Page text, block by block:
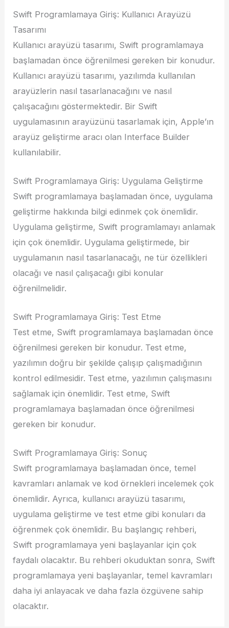
Swift Programlamaya Giriş: Kullanıcı Arayüzü
Tasarımı
Kullanıcı arayüzü tasarımı, Swift programlamaya
başlamadan önce öğrenilmesi gereken bir konudur.
Kullanıcı arayüzü tasarımı, yazılımda kullanılan
arayüzlerin nasıl tasarlanacağını ve nasıl
çalışacağını göstermektedir. Bir Swift
uygulamasının arayüzünü tasarlamak için, Apple’ın
arayüz geliştirme aracı olan Interface Builder
kullanılabilir.
Swift Programlamaya Giriş: Uygulama Geliştirme
Swift programlamaya başlamadan önce, uygulama
geliştirme hakkında bilgi edinmek çok önemlidir.
Uygulama geliştirme, Swift programlamayı anlamak
için çok önemlidir. Uygulama geliştirmede, bir
uygulamanın nasıl tasarlanacağı, ne tür özellikleri
olacağı ve nasıl çalışacağı gibi konular
öğrenilmelidir.
Swift Programlamaya Giriş: Test Etme
Test etme, Swift programlamaya başlamadan önce
öğrenilmesi gereken bir konudur. Test etme,
yazılımın doğru bir şekilde çalışıp çalışmadığının
kontrol edilmesidir. Test etme, yazılımın çalışmasını
sağlamak için önemlidir. Test etme, Swift
programlamaya başlamadan önce öğrenilmesi
gereken bir konudur.
Swift Programlamaya Giriş: Sonuç
Swift programlamaya başlamadan önce, temel
kavramları anlamak ve kod örnekleri incelemek çok
önemlidir. Ayrıca, kullanıcı arayüzü tasarımı,
uygulama geliştirme ve test etme gibi konuları da
öğrenmek çok önemlidir. Bu başlangıç rehberi,
Swift programlamaya yeni başlayanlar için çok
faydalı olacaktır. Bu rehberi okuduktan sonra, Swift
programlamaya yeni başlayanlar, temel kavramları
daha iyi anlayacak ve daha fazla özgüvene sahip
olacaktır.